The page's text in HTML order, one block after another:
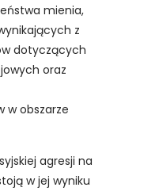
mienia,
z
dotyczących
oraz
w obszarze
agresji na
w jej wyniku